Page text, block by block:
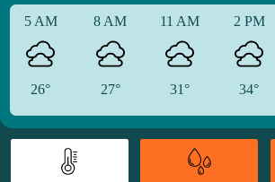
5 AM
26°
8 AM
27°
11 AM
31°
2 PM
34°